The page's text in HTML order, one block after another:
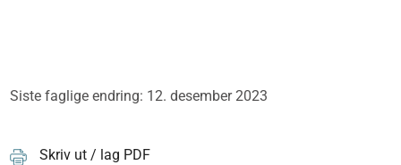
Siste faglige endring: 12. desember 2023
Skriv ut / lag PDF